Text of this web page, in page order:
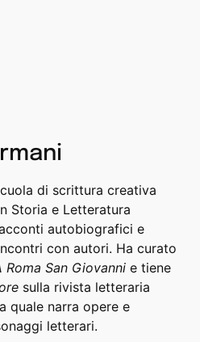
di scrittura creativa
Storia e Letteratura
autobiografici e
con autori. Ha curato
Roma San Giovanni e tiene
sulla rivista letteraria
quale narra opere e
letterari.